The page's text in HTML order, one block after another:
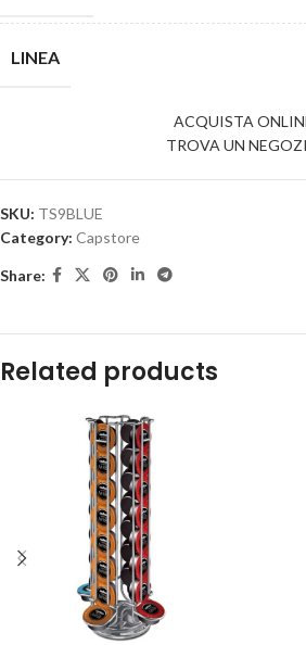
LINEA
ACQUISTA
TROVA UN
SKU: TS9BLUE
Category: Capstore
Share:
Related products